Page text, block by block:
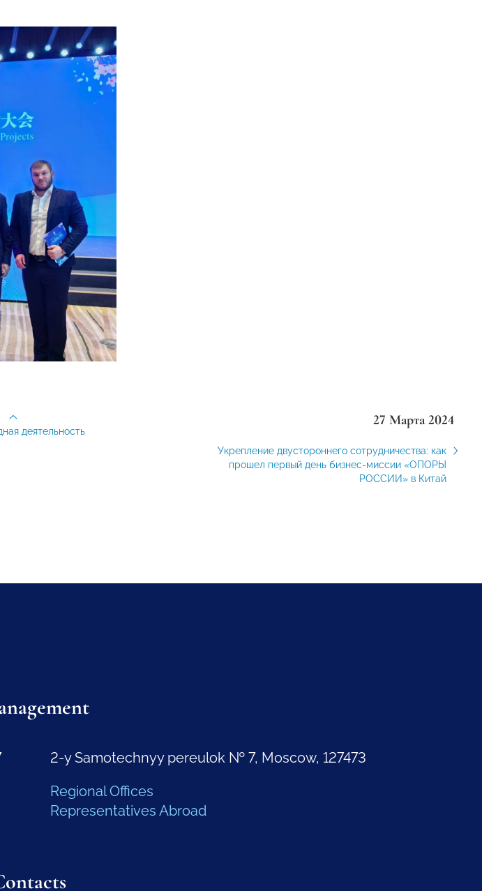
27 Марта 2024
Укрепление двустороннего сотрудничества: как
прошел первый день бизнес-миссии «ОПОРЫ
РОССИИ» в Китай
деятельность
2-y Samotechnyy pereulok № 7, Moscow, 127473
Regional Offices
Representatives Abroad